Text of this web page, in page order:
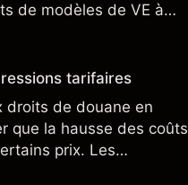
de modèles de VE à
objectifs de cours
tarifaires
droits de douane en
que la hausse des coûts
prix. Les
futurs.